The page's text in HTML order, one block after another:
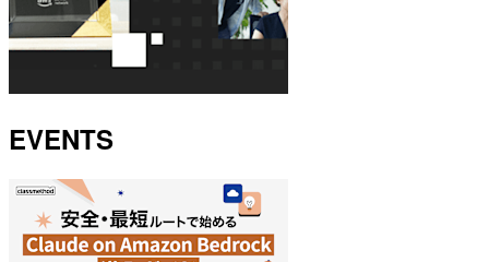
EVENTS